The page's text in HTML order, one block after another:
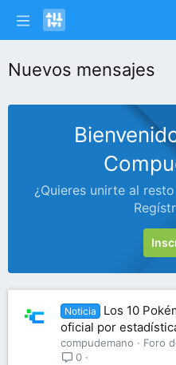
Nuevos mensajes
¿Quieres unirte al
Noticia
Los 10
oficial por
compudemano
Foro
0